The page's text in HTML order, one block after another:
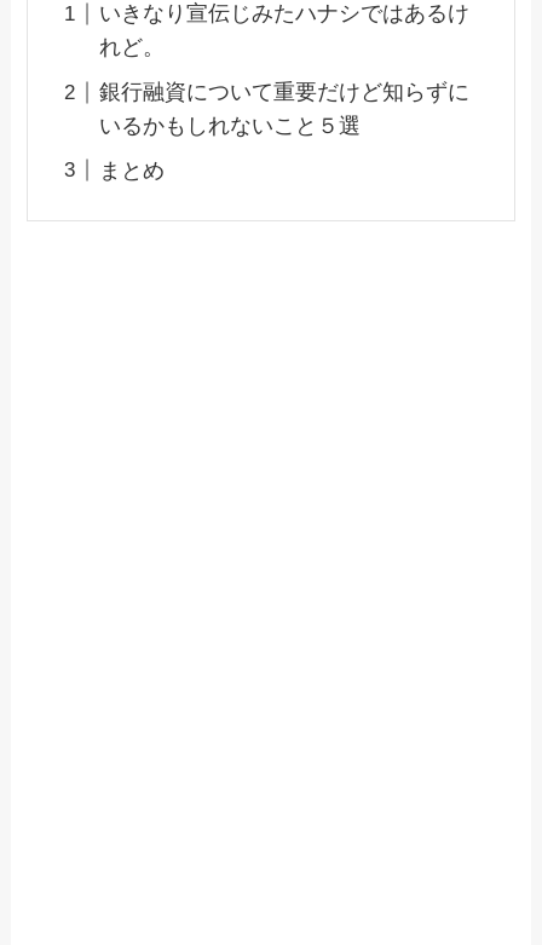
いきなり宣伝じみたハナシではあるけ
れど。
銀行融資について重要だけど知らずに
いるかもしれないこと５選
まとめ